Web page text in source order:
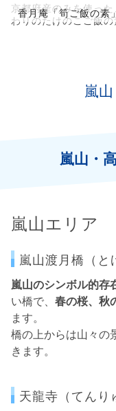
香月庵「筍ご飯の素」
京都府産のみを使っ
わりのたけのこご飯の
嵐
嵐山・
嵐山エリア
嵐山渡月橋（と
嵐山のシンボル的存
い橋で、 春の桜、秋
ます。
橋の上からは山々の
きます。
天龍寺（てんり